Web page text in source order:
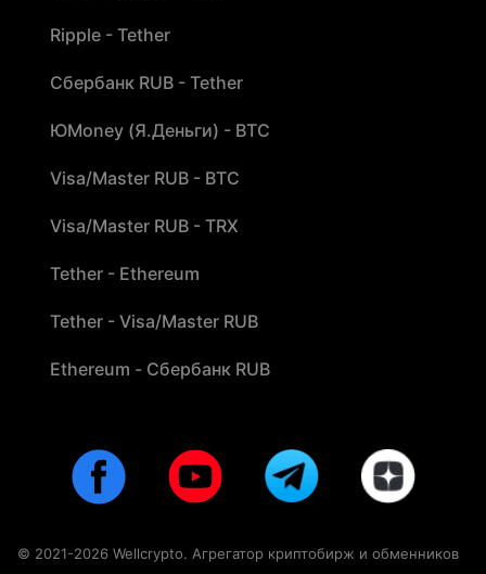
Ripple - Tether
Сбербанк RUB - Tether
ЮMoney (Я.Деньги) - BTC
Visa/Master RUB - BTC
Visa/Master RUB - TRX
Tether - Ethereum
Tether - Visa/Master RUB
Ethereum - Сбербанк RUB
© 2021-2026 Wellcrypto. Агрегатор криптобирж и обменников